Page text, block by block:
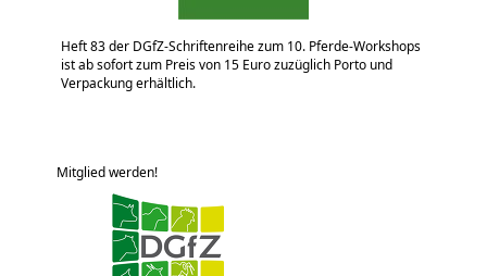
Heft 83 der DGfZ-Schriftenreihe zum 10. Pferde-Workshops
ist ab sofort zum Preis von 15 Euro zuzüglich Porto und
Verpackung erhältlich.
Mitglied werden!